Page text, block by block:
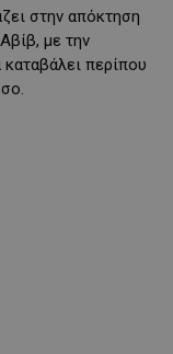
στην απόκτηση
με την
περίπου